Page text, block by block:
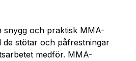
snygg och praktisk MMA-
de stötar och påfrestningar
medför. MMA-